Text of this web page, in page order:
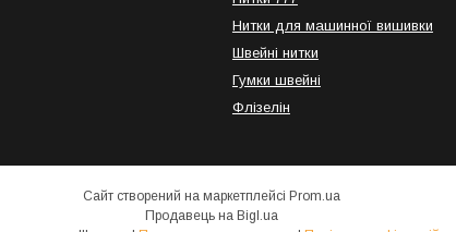
Нитки для машинної вишивки
Швейні нитки
Гумки швейні
Флізелін
Сайт створений на маркетплейсі Prom.ua
Продавець на Bigl.ua